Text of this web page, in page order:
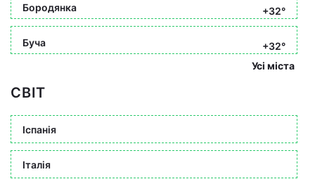
Бородянка +32°
Буча
+32°
Усі міста
СВІТ
Іспанія
Італія